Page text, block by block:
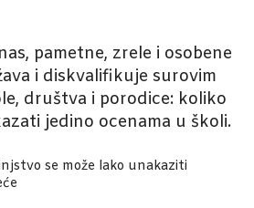
pametne, zrele i osobene
i diskvalifikuje surovim
društva i porodice: koliko
jedino ocenama u školi.